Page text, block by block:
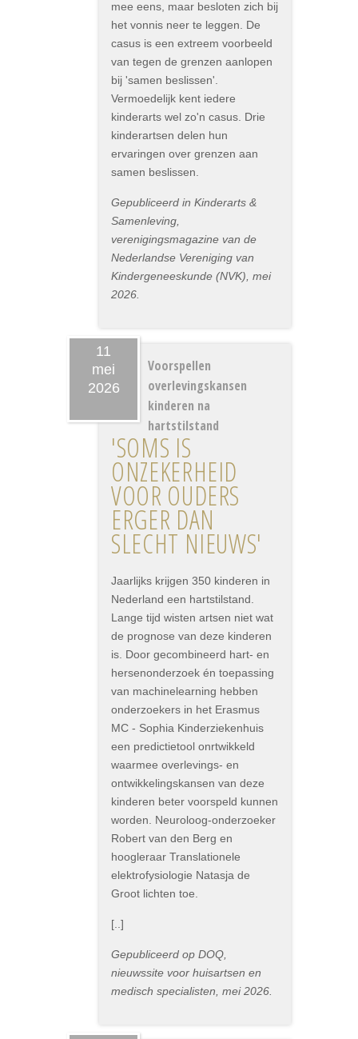
mee eens, maar besloten zich bij
het vonnis neer te leggen. De
casus is een extreem voorbeeld
van tegen de grenzen aanlopen
bij 'samen beslissen'.
Vermoedelijk kent iedere
kinderarts wel zo'n casus. Drie
kinderartsen delen hun
ervaringen over grenzen aan
samen beslissen.
Gepubliceerd in Kinderarts &
Samenleving,
verenigingsmagazine van de
Nederlandse Vereniging van
Kindergeneeskunde (NVK), mei
2026.
11
mei
2026
Voorspellen
overlevingskansen
kinderen na
hartstilstand
'SOMS IS
ONZEKERHEID
VOOR OUDERS
ERGER DAN
SLECHT NIEUWS'
Jaarlijks krijgen 350 kinderen in
Nederland een hartstilstand.
Lange tijd wisten artsen niet wat
de prognose van deze kinderen
is. Door gecombineerd hart- en
hersenonderzoek én toepassing
van machinelearning hebben
onderzoekers in het Erasmus
MC - Sophia Kinderziekenhuis
een predictietool onrtwikkeld
waarmee overlevings- en
ontwikkelingskansen van deze
kinderen beter voorspeld kunnen
worden. Neuroloog-onderzoeker
Robert van den Berg en
hoogleraar Translationele
elektrofysiologie Natasja de
Groot lichten toe.
[..]
Gepubliceerd op DOQ,
nieuwssite voor huisartsen en
medisch specialisten, mei 2026.